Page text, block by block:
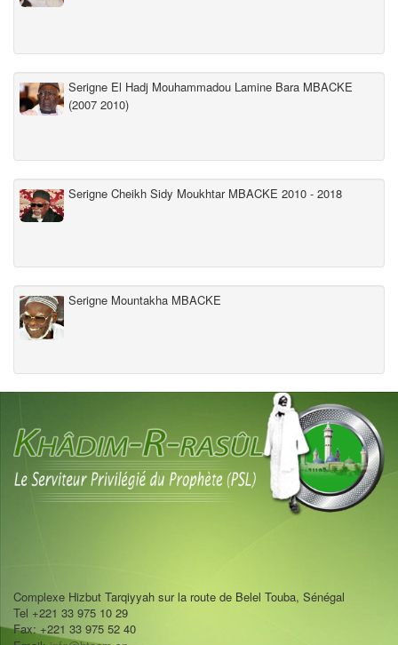
Serigne El Hadj Mouhammadou Lamine Bara MBACKE
(2007 2010)
Serigne Cheikh Sidy Moukhtar MBACKE 2010 - 2018
Serigne Mountakha MBACKE
Complexe Hizbut Tarqiyyah sur la route de Belel Touba, Sénégal
Tel +221 33 975 10 29
Fax: +221 33 975 52 40